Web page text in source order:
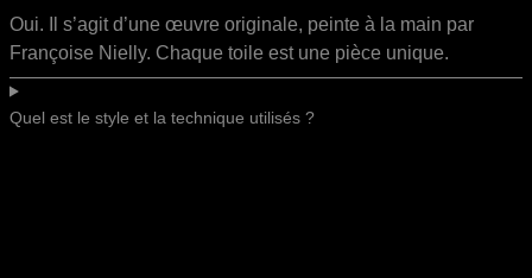
Oui. Il s’agit d’une œuvre originale, peinte à la main par
Françoise Nielly. Chaque toile est une pièce unique.
Quel est le style et la technique utilisés ?